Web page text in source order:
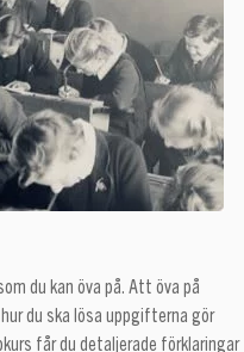
du kan öva på. Att öva på
du ska lösa uppgifterna gör
får du detaljerade förklaringar